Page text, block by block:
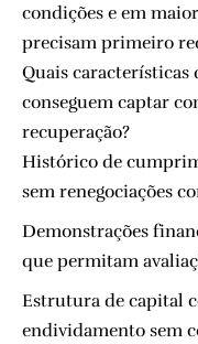
condições e em
precisam primeiro
Quais características
conseguem captar
recuperação?
Histórico de
sem renegociações
Demonstrações
que permitam
Estrutura de capital
endividamento sem